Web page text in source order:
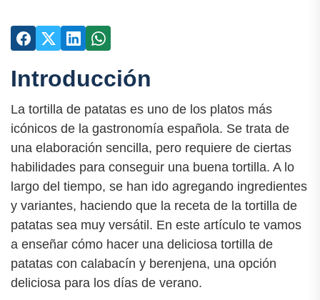
Introducción
La tortilla de patatas es uno de los platos más
icónicos de la gastronomía española. Se trata de
una elaboración sencilla, pero requiere de ciertas
habilidades para conseguir una buena tortilla. A lo
largo del tiempo, se han ido agregando ingredientes
y variantes, haciendo que la receta de la tortilla de
patatas sea muy versátil. En este artículo te vamos
a enseñar cómo hacer una deliciosa tortilla de
patatas con calabacín y berenjena, una opción
deliciosa para los días de verano.